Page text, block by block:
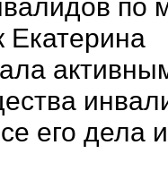
по
Екатерина
его дела и